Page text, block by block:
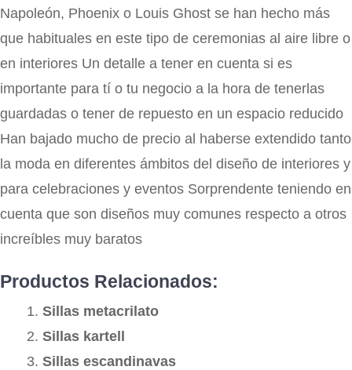
Napoleón, Phoenix o Louis Ghost se han hecho más
que habituales en este tipo de ceremonias al aire libre o
en interiores Un detalle a tener en cuenta si es
importante para tí o tu negocio a la hora de tenerlas
guardadas o tener de repuesto en un espacio reducido
Han bajado mucho de precio al haberse extendido tanto
la moda en diferentes ámbitos del diseño de interiores y
para celebraciones y eventos Sorprendente teniendo en
cuenta que son diseños muy comunes respecto a otros
increíbles muy baratos
Productos Relacionados:
Sillas metacrilato
Sillas kartell
Sillas escandinavas